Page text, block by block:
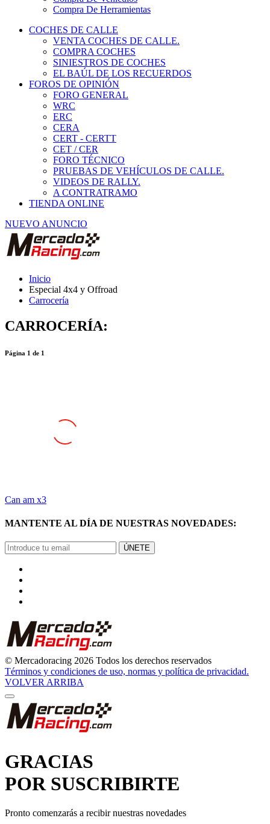
COCHES DE CALLE
VENTA COCHES DE CALLE.
COMPRA COCHES
SINIESTROS DE COCHES
EL BAÚL DE LOS RECUERDOS
FOROS DE OPINIÓN
FORO GENERAL
WRC
ERC
CERA
CERT - CERTT
CET / CER
FORO TÉCNICO
PRUEBAS DE VEHÍCULOS DE CALLE.
VIDEOS DE RALLY.
A CONTRATRAMO
TIENDA ONLINE
NUEVO ANUNCIO
Especial 4x4 y Offroad
Carrocería
© Mercadoracing 2026 Todos los derechos reservados
Términos y condiciones de uso, normas y política de privacidad.
VOLVER ARRIBA
POR SUSCRIBIRTE